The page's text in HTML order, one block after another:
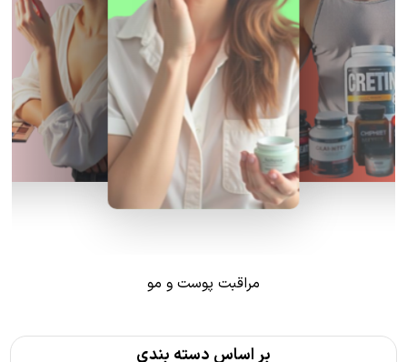
مراقبت پوست و مو
بر اساس دسته بندی